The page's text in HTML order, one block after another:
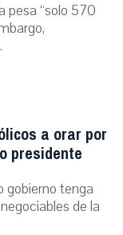
pesa “solo 570
a orar por
presidente
gobierno tenga
de la